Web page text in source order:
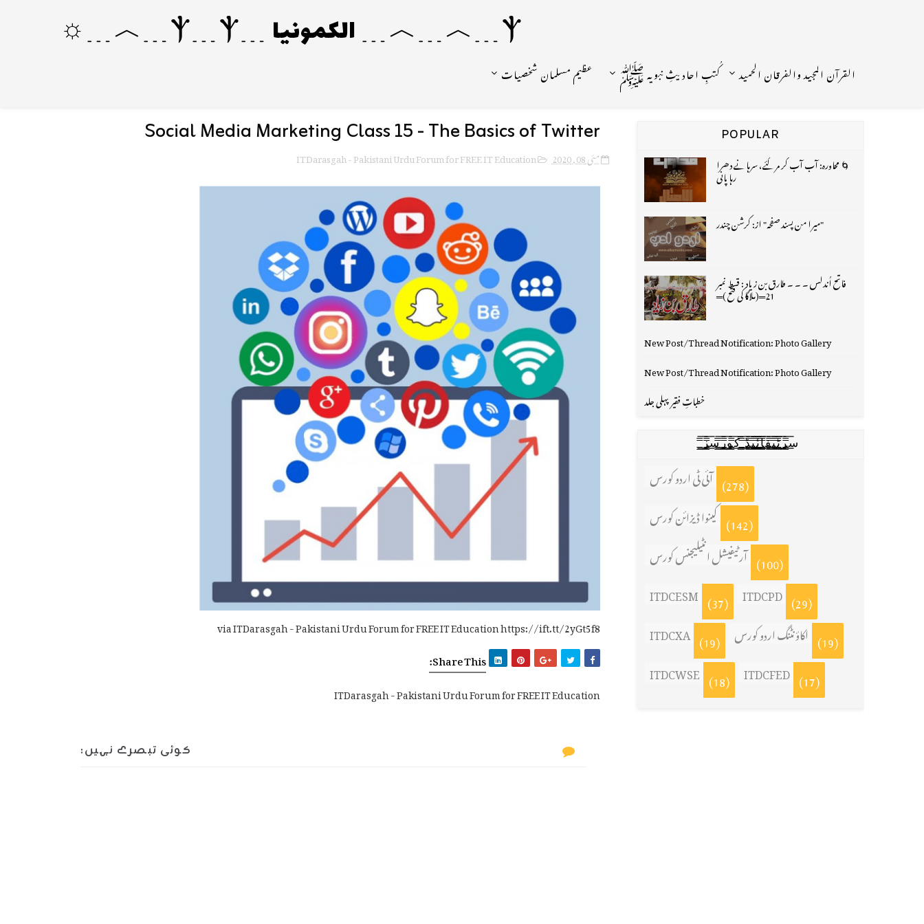
Ⲯ﹍︿﹍︿﹍ الکمونیا ﹍Ⲯ﹍Ⲯ﹍︿﹍☼
القرآن المجید والفرقان الحمید کُتبِ احادیثِ نبویہ ﷺ عظیم مسلمان شخصیات
Social Media Marketing Class 15 - The Basics of Twitter
مئی 08, 2020 ITDarasgah - Pakistani Urdu Forum for FREE IT Education
via ITDarasgah - Pakistani Urdu Forum for FREE IT Education https://ift.tt/2yGt5f8
Share This:
ITDarasgah - Pakistani Urdu Forum for FREE IT Education
کوئی تبصرے نہیں:
POPULAR
🌀 محاورہ: آب آب کر مر گئے، سرہانے دھرا
رہا پانی
"میرا من پسند صفحہ" از: کرشن چندر
فاتح اُندلس ۔ ۔ ۔ طارق بن زیاد : قسط نمبر
21═(ملاگا کی فتح )═
New Post/Thread Notification: Photo Gallery
New Post/Thread Notification: Photo Gallery
خطباتِ فقیر پہلی جلد
س̳̿͟͞ر̳̿͟͞ٹ̳̿͟͞ی̳̿͟͞ف̳̿͟͞ا̳̿͟͞ي̳̳̿ٔ̿͟͟͞͞ی̳̿͟͞ڈ̳̿͟͞ ̳̿͟͞ک̳̿͟͞و̳̿͟͞ر̳̿͟͞س̳̿͟͞ز̳̿͟͞
آئی ٹی اردو کورس (278)
کینوا ڈیزائن کورس (142)
آرٹیفیشل انٹیلیجنس کورس (100)
ITDCESM (37) ITDCPD (29)
ITDCXA (19) اکاؤنٹنگ اردو کورس (19)
ITDCWSE (18) ITDCFED (17)